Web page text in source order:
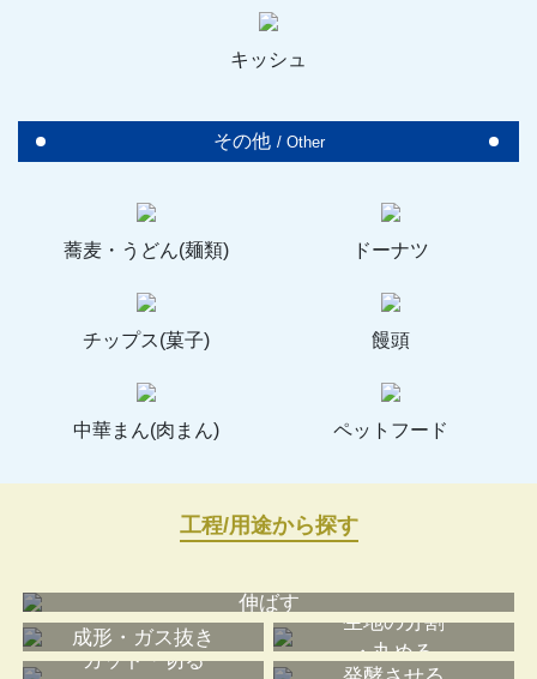
キッシュ
その他 / Other
蕎麦・うどん(麺類) ドーナツ
チップス(菓子) 饅頭
中華まん(肉まん) ペットフード
工程/用途から探す
伸ばす
成形・ガス抜き
生地の分割
・丸める
カット・切る